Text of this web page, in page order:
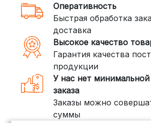
Оперативность
Быстрая обработка
доставка
Высокое качество
Гарантия качества
продукции
У нас нет
заказа
Заказы можно
суммы